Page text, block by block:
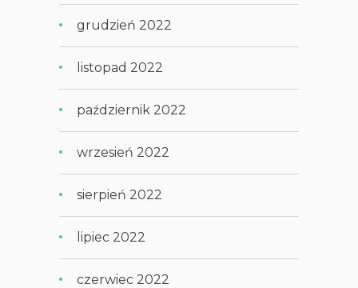
grudzień 2022
listopad 2022
październik 2022
wrzesień 2022
sierpień 2022
lipiec 2022
czerwiec 2022